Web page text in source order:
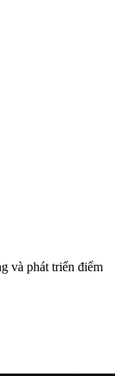
và phát triển điểm